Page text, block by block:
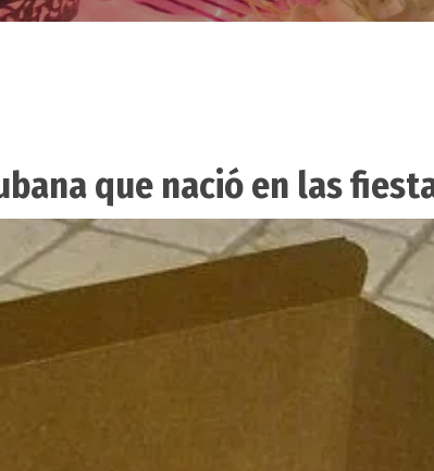
que nació en las